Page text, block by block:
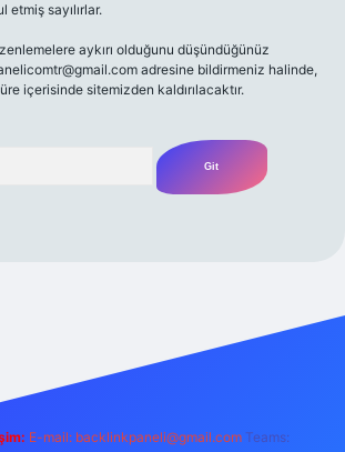
etmiş sayılırlar.
aykırı olduğunu düşündüğünüz
adresine bildirmeniz halinde,
içerisinde sitemizden kaldırılacaktır.
E-mail: backlinkpaneli@gmail.com Teams: